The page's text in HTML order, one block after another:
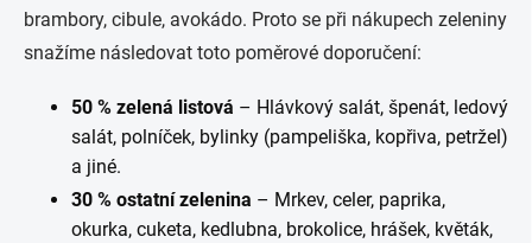
brambory, cibule, avokádo. Proto se při nákupech zeleniny
snažíme následovat toto poměrové doporučení:
50 % zelená listová – Hlávkový salát, špenát, ledový
salát, polníček, bylinky (pampeliška, kopřiva, petržel)
a jiné.
30 % ostatní zelenina – Mrkev, celer, paprika,
okurka, cuketa, kedlubna, brokolice, hrášek, květák,